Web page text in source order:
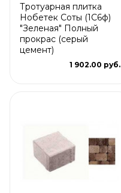
Тротуарная плитка
Нобетек Соты (1С6ф)
"Зеленая" Полный
прокрас (серый
цемент)
1 902.00 руб.